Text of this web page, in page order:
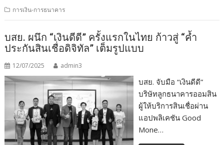
การเงิน-การธนาคาร
บสย. ผนึก “เงินดีดี” ครั้งแรกในไทย ก้าวสู่ “ค้ำ
ประกันสินเชื่อดิจิทัล” เต็มรูปแบบ
12/07/2025 admin3
บสย. จับมือ “เงินดีดี”
บริษัทลูกธนาคารออมสิน
ผู้ให้บริการสินเชื่อผ่าน
แอปพลิเคชัน Good
Mone…